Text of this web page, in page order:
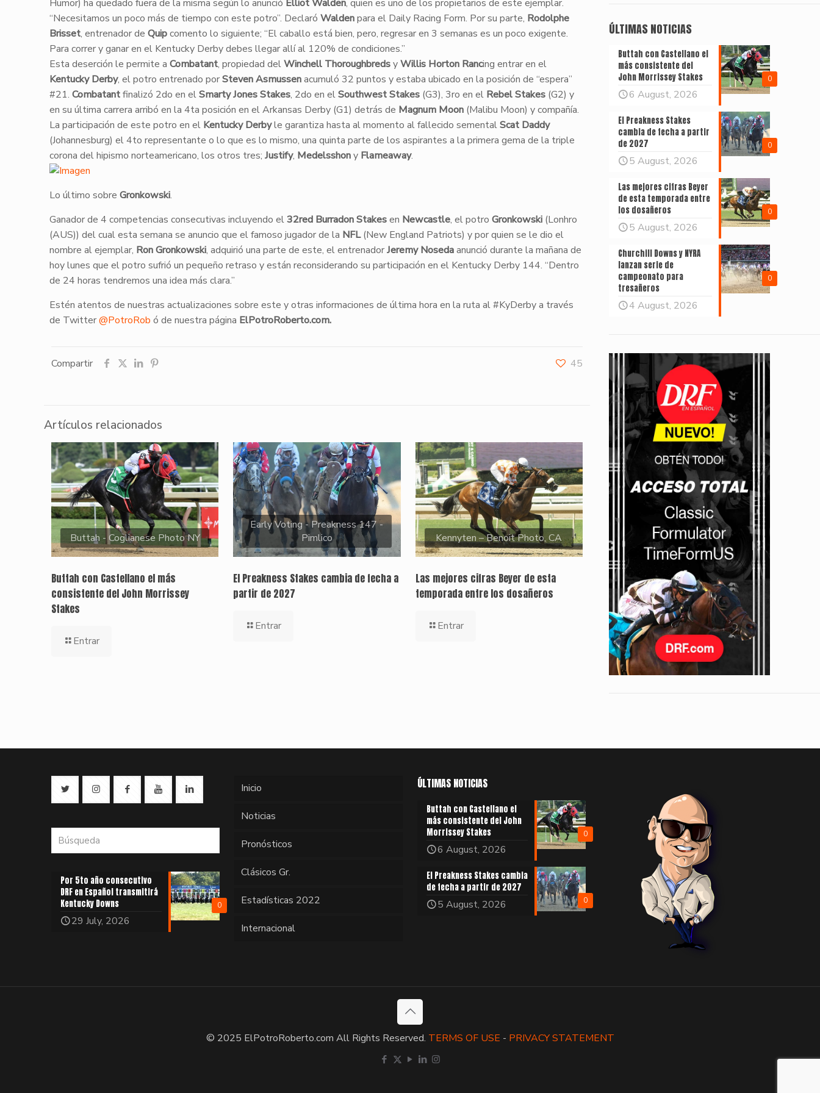
Humor) ha quedado fuera de la misma según lo anunció Elliot Walden, quien es uno de los propietarios de este ejemplar.
“Necesitamos un poco más de tiempo con este potro”. Declaró Waldenpara el Daily Racing Form. Por su parte, Rodolphe
Brisset, entrenador de Quipcomento lo siguiente; “El caballo está bien, pero, regresar en 3 semanas es un poco exigente.
Para correr y ganar en el Kentucky Derby debes llegar allí al 120% de condiciones.”
​Esta deserción le permite a Combatant, propiedad delWinchell ThoroughbredsyWillis Horton Rancing entrar en el
Kentucky Derby, el potro entrenado porSteven Asmussenacumuló 32 puntos y estaba ubicado en la posición de “espera”
#21. Combatantfinalizó 2do en elSmarty Jones Stakes, 2do en elSouthwest Stakes(G3), 3ro en el Rebel Stakes(G2) y
en su última carrera arribó en la 4ta posición en el Arkansas Derby (G1) detrás de Magnum Moon(Malibu Moon) y compañía.
La participación de este potro en el Kentucky Derbyle garantiza hasta al momento al fallecido sementalScat Daddy
(Johannesburg) el 4to representante o lo que es lo mismo, una quinta parte de los aspirantes a la primera gema de la triple
corona del hipismo norteamericano, los otros tres; Justify, Medelsshony Flameaway.
Lo último sobre Gronkowski.
Ganador de 4 competencias consecutivas incluyendo el32red Burradon Stakesen Newcastle, el potro Gronkowski (Lonhro
(AUS)) del cual esta semana se anuncio que el famoso jugador de la NFL(New England Patriots) y por quien se le dio el
nombre al ejemplar, Ron Gronkowski, adquirió una parte de este, el entrenadorJeremy Nosedaanunció durante la mañana de
hoy lunes que el potro sufrió un pequeño retraso y están reconsiderando su participación en el Kentucky Derby 144. “Dentro
de 24 horas tendremos una idea más clara.”
Estén atentos de nuestras actualizaciones sobre este y otras informaciones de última hora en la ruta al #KyDerby a través
de Twitter@PotroRob ó de nuestra página ElPotroRoberto.com.
Compartir 45
Artículos relacionados
Buttah - Coglianese Photo NY
Buttah con Castellano el más
consistente del John Morrissey
Stakes
Entrar
Early Voting - Preakness 147 -
Pimlico
El Preakness Stakes cambia de fecha a
partir de 2027
Entrar
Kennyten – Benoit Photo, CA
Las mejores cifras Beyer de esta
temporada entre los dosañeros
Entrar
ÚLTIMAS NOTICIAS
0
Buttah con Castellano el
más consistente del
John Morrissey Stakes
6 August, 2026
0
El Preakness Stakes
cambia de fecha a partir
de 2027
5 August, 2026
0
Las mejores cifras Beyer
de esta temporada entre
los dosañeros
5 August, 2026
0
Churchill Downs y NYRA
lanzan serie de
campeonato para
tresañeros
4 August, 2026
0
Por 5to año consecutivo
DRF en Español transmitirá
Kentucky Downs
29 July, 2026
Inicio
Noticias
Pronósticos
Clásicos Gr.
Estadísticas 2022
Internacional
ÚLTIMAS NOTICIAS
0
Buttah con Castellano el
más consistente del John
Morrissey Stakes
6 August, 2026
0
El Preakness Stakes cambia
de fecha a partir de 2027
5 August, 2026
© 2025 ElPotroRoberto.com All Rights Reserved. TERMS OF USE - PRIVACY STATEMENT